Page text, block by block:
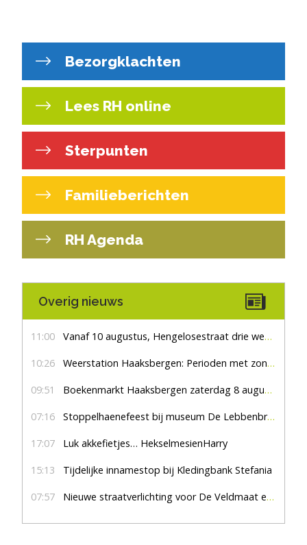
Bezorgklachten
Lees RH online
Sterpunten
Familieberichten
RH Agenda
Overig nieuws
11:00 Vanaf 10 augustus, Hengelosestraat drie weken dicht voor doorgaand verkeer
10:26 Weerstation Haaksbergen: Perioden met zon en droog
09:51 Boekenmarkt Haaksbergen zaterdag 8 augustus, marktplein Haaksbergen
07:16 Stoppelhaenefeest bij museum De Lebbenbrugge
17:07 Luk akkefietjes… HekselmesienHarry
15:13 Tijdelijke innamestop bij Kledingbank Stefania
07:57 Nieuwe straatverlichting voor De Veldmaat en De Pas